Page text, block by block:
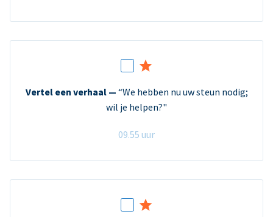
Vertel een verhaal — “We hebben nu uw steun nodig;
wil je helpen?"
09.55 uur